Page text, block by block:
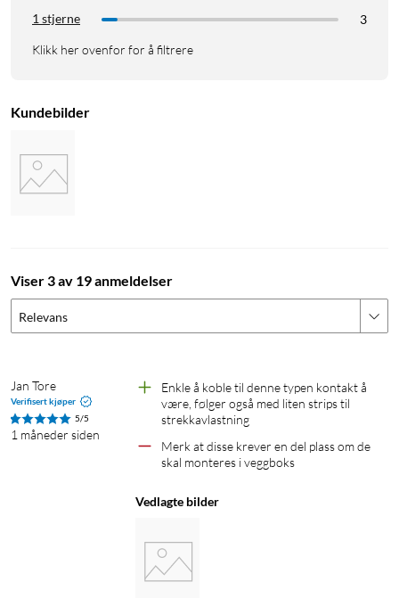
1 stjerne
3
Klikk her ovenfor for å filtrere
Kundebilder
Viser 3 av 19 anmeldelser
Relevans
Jan Tore
Verifisert kjøper
5/5
1 måneder siden
Enkle å koble til denne typen kontakt å
være, følger også med liten strips til
strekkavlastning
Merk at disse krever en del plass om de
skal monteres i veggboks
Vedlagte bilder